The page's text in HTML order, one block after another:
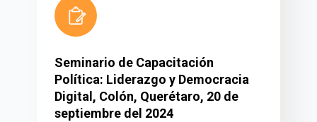
Seminario de Capacitación
Política: Liderazgo y Democracia
Digital, Colón, Querétaro, 20 de
septiembre del 2024